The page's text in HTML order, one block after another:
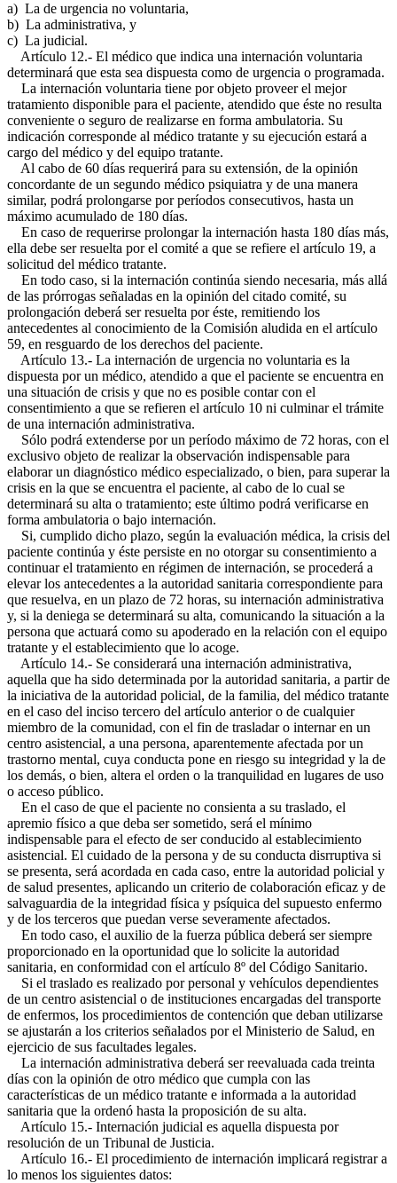
a) La de urgencia no voluntaria,
b) La administrativa, y
c) La judicial.
Artículo 12.- El médico que indica una internación voluntaria
determinará que esta sea dispuesta como de urgencia o programada.
La internación voluntaria tiene por objeto proveer el mejor
tratamiento disponible para el paciente, atendido que éste no resulta
conveniente o seguro de realizarse en forma ambulatoria. Su
indicación corresponde al médico tratante y su ejecución estará a
cargo del médico y del equipo tratante.
Al cabo de 60 días requerirá para su extensión, de la opinión
concordante de un segundo médico psiquiatra y de una manera
similar, podrá prolongarse por períodos consecutivos, hasta un
máximo acumulado de 180 días.
En caso de requerirse prolongar la internación hasta 180 días más,
ella debe ser resuelta por el comité a que se refiere el artículo 19, a
solicitud del médico tratante.
En todo caso, si la internación continúa siendo necesaria, más allá
de las prórrogas señaladas en la opinión del citado comité, su
prolongación deberá ser resuelta por éste, remitiendo los
antecedentes al conocimiento de la Comisión aludida en el artículo
59, en resguardo de los derechos del paciente.
Artículo 13.- La internación de urgencia no voluntaria es la
dispuesta por un médico, atendido a que el paciente se encuentra en
una situación de crisis y que no es posible contar con el
consentimiento a que se refieren el artículo 10 ni culminar el trámite
de una internación administrativa.
Sólo podrá extenderse por un período máximo de 72 horas, con el
exclusivo objeto de realizar la observación indispensable para
elaborar un diagnóstico médico especializado, o bien, para superar la
crisis en la que se encuentra el paciente, al cabo de lo cual se
determinará su alta o tratamiento; este último podrá verificarse en
forma ambulatoria o bajo internación.
Si, cumplido dicho plazo, según la evaluación médica, la crisis del
paciente continúa y éste persiste en no otorgar su consentimiento a
continuar el tratamiento en régimen de internación, se procederá a
elevar los antecedentes a la autoridad sanitaria correspondiente para
que resuelva, en un plazo de 72 horas, su internación administrativa
y, si la deniega se determinará su alta, comunicando la situación a la
persona que actuará como su apoderado en la relación con el equipo
tratante y el establecimiento que lo acoge.
Artículo 14.- Se considerará una internación administrativa,
aquella que ha sido determinada por la autoridad sanitaria, a partir de
la iniciativa de la autoridad policial, de la familia, del médico tratante
en el caso del inciso tercero del artículo anterior o de cualquier
miembro de la comunidad, con el fin de trasladar o internar en un
centro asistencial, a una persona, aparentemente afectada por un
trastorno mental, cuya conducta pone en riesgo su integridad y la de
los demás, o bien, altera el orden o la tranquilidad en lugares de uso
o acceso público.
En el caso de que el paciente no consienta a su traslado, el
apremio físico a que deba ser sometido, será el mínimo
indispensable para el efecto de ser conducido al establecimiento
asistencial. El cuidado de la persona y de su conducta disrruptiva si
se presenta, será acordada en cada caso, entre la autoridad policial y
de salud presentes, aplicando un criterio de colaboración eficaz y de
salvaguardia de la integridad física y psíquica del supuesto enfermo
y de los terceros que puedan verse severamente afectados.
En todo caso, el auxilio de la fuerza pública deberá ser siempre
proporcionado en la oportunidad que lo solicite la autoridad
sanitaria, en conformidad con el artículo 8º del Código Sanitario.
Si el traslado es realizado por personal y vehículos dependientes
de un centro asistencial o de instituciones encargadas del transporte
de enfermos, los procedimientos de contención que deban utilizarse
se ajustarán a los criterios señalados por el Ministerio de Salud, en
ejercicio de sus facultades legales.
La internación administrativa deberá ser reevaluada cada treinta
días con la opinión de otro médico que cumpla con las
características de un médico tratante e informada a la autoridad
sanitaria que la ordenó hasta la proposición de su alta.
Artículo 15.- Internación judicial es aquella dispuesta por
resolución de un Tribunal de Justicia.
Artículo 16.- El procedimiento de internación implicará registrar a
lo menos los siguientes datos: